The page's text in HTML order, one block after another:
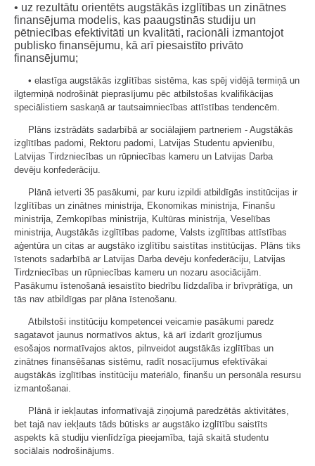
• uz rezultātu orientēts augstākās izglītības un zinātnes
finansējuma modelis, kas paaugstinās studiju un
pētniecības efektivitāti un kvalitāti, racionāli izmantojot
publisko finansējumu, kā arī piesaistīto privāto
finansējumu;
• elastīga augstākās izglītības sistēma, kas spēj vidējā termiņā un
ilgtermiņā nodrošināt pieprasījumu pēc atbilstošas kvalifikācijas
speciālistiem saskaņā ar tautsaimniecības attīstības tendencēm.
Plāns izstrādāts sadarbībā ar sociālajiem partneriem - Augstākās
izglītības padomi, Rektoru padomi, Latvijas Studentu apvienību,
Latvijas Tirdzniecības un rūpniecības kameru un Latvijas Darba
devēju konfederāciju.
Plānā ietverti 35 pasākumi, par kuru izpildi atbildīgās institūcijas ir
Izglītības un zinātnes ministrija, Ekonomikas ministrija, Finanšu
ministrija, Zemkopības ministrija, Kultūras ministrija, Veselības
ministrija, Augstākās izglītības padome, Valsts izglītības attīstības
aģentūra un citas ar augstāko izglītību saistītas institūcijas. Plāns tiks
īstenots sadarbībā ar Latvijas Darba devēju konfederāciju, Latvijas
Tirdzniecības un rūpniecības kameru un nozaru asociācijām.
Pasākumu īstenošanā iesaistīto biedrību līdzdalība ir brīvprātīga, un
tās nav atbildīgas par plāna īstenošanu.
Atbilstoši institūciju kompetencei veicamie pasākumi paredz
sagatavot jaunus normatīvos aktus, kā arī izdarīt grozījumus
esošajos normatīvajos aktos, pilnveidot augstākās izglītības un
zinātnes finansēšanas sistēmu, radīt nosacījumus efektīvākai
augstākās izglītības institūciju materiālo, finanšu un personāla resursu
izmantošanai.
Plānā ir iekļautas informatīvajā ziņojumā paredzētās aktivitātes,
bet tajā nav iekļauts tāds būtisks ar augstāko izglītību saistīts
aspekts kā studiju vienlīdzīga pieejamība, tajā skaitā studentu
sociālais nodrošinājums.